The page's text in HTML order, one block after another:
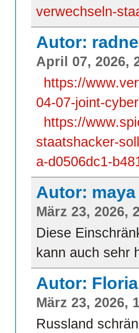
verwechseln-
Autor:
April 07, 2026,
https://
04-07-joint-
https://
staatshacker-
a-d0506dc1-
Autor: maya
März 23, 2026,
Diese
kann auch sehr
Autor:
März 23, 2026,
Russland